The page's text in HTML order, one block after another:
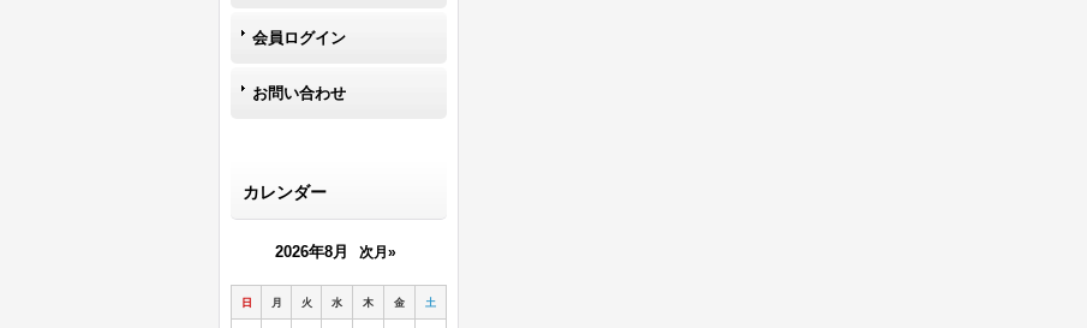
会員ログイン
お問い合わせ
カレンダー
2026年8月 次月»
日 月 火 水 木 金 土